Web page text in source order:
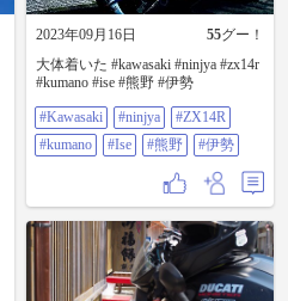
2023年09月16日 55グー！
大体着いた #kawasaki #ninjya #zx14r
#kumano #ise #熊野 #伊勢
#Kawasaki #ninjya
#ZX14R
#kumano
#Ise #熊野 #伊勢